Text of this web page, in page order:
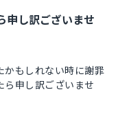
申し訳ございませ
かもしれない時に謝罪
申し訳ございませ